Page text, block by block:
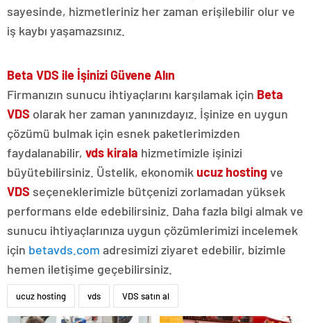
sayesinde, hizmetleriniz her zaman erişilebilir olur ve
iş kaybı yaşamazsınız.
Beta VDS ile İşinizi Güvene Alın
Firmanızın sunucu ihtiyaçlarını karşılamak için Beta
VDS olarak her zaman yanınızdayız. İşinize en uygun
çözümü bulmak için esnek paketlerimizden
faydalanabilir, vds kirala hizmetimizle işinizi
büyütebilirsiniz. Üstelik, ekonomik ucuz hostingve
VDS seçeneklerimizle bütçenizi zorlamadan yüksek
performans elde edebilirsiniz. Daha fazla bilgi almak ve
sunucu ihtiyaçlarınıza uygun çözümlerimizi incelemek
için betavds.com adresimizi ziyaret edebilir, bizimle
hemen iletişime geçebilirsiniz.
ucuz hosting vds VDS satın al